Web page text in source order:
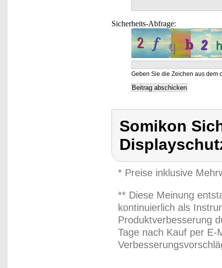
Sicherheits-Abfrage:
Geben Sie die Zeichen aus dem
Somikon
* Preise inklusive
** Diese Meinung
kontinuierlich als
Produktverbesserung
Tage nach Kauf per E-